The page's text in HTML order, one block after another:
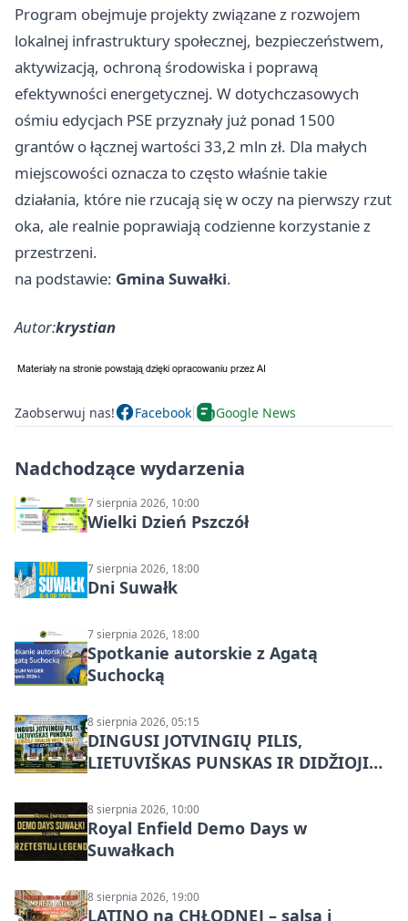
Program obejmuje projekty związane z rozwojem
lokalnej infrastruktury społecznej, bezpieczeństwem,
aktywizacją, ochroną środowiska i poprawą
efektywności energetycznej. W dotychczasowych
ośmiu edycjach PSE przyznały już ponad 1500
grantów o łącznej wartości 33,2 mln zł. Dla małych
miejscowości oznacza to często właśnie takie
działania, które nie rzucają się w oczy na pierwszy rzut
oka, ale realnie poprawiają codzienne korzystanie z
przestrzeni.
na podstawie: Gmina Suwałki.
Autor:krystian
Zaobserwuj nas! Facebook Google News
Nadchodzące wydarzenia
7 sierpnia 2026, 10:00
Wielki Dzień Pszczół
7 sierpnia 2026, 18:00
Dni Suwałk
7 sierpnia 2026, 18:00
Spotkanie autorskie z Agatą
Suchocką
8 sierpnia 2026, 05:15
DINGUSI JOTVINGIŲ PILIS,
LIETUVIŠKAS PUNSKAS IR DIDŽIOJI
DZŪKIJOS – jednodienė kelionė
8 sierpnia 2026, 10:00
Royal Enfield Demo Days w
Suwałkach
8 sierpnia 2026, 19:00
LATINO na CHŁODNEJ – salsa i